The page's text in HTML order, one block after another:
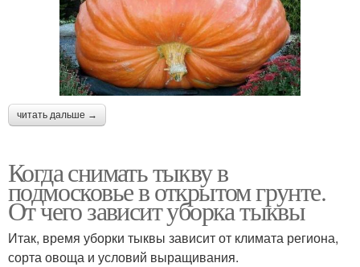
читать дальше →
Когда снимать тыкву в
подмосковье в открытом грунте.
От чего зависит уборка тыквы
Итак, время уборки тыквы зависит от климата региона,
сорта овоща и условий выращивания.